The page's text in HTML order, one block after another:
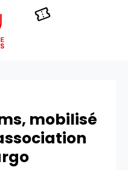
mobilisé